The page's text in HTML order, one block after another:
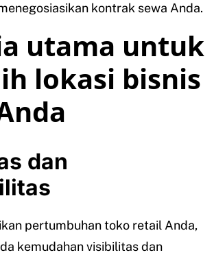
kontrak sewa Anda.
utama untuk
lokasi bisnis
dan
pertumbuhan toko retail Anda,
kemudahan visibilitas dan